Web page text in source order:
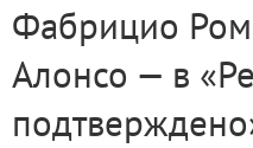
Фабрицио
Алонсо — в